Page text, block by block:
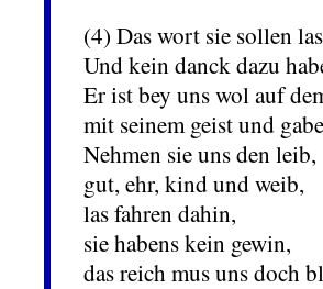
(4) Das wort sie sollen
Und kein danck dazu
Er ist bey uns wol auf
mit seinem geist und
Nehmen sie uns den leib,
gut, ehr, kind und weib,
las fahren dahin,
sie habens kein gewin,
das reich mus uns doch